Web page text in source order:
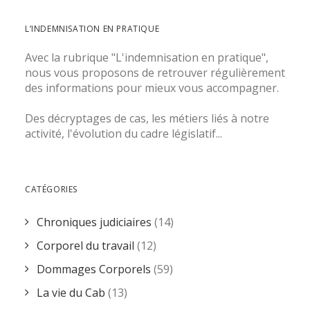
L’INDEMNISATION EN PRATIQUE
Avec la rubrique "L'indemnisation en pratique",
nous vous proposons de retrouver régulièrement
des informations pour mieux vous accompagner.
Des décryptages de cas, les métiers liés à notre
activité, l'évolution du cadre législatif...
CATÉGORIES
Chroniques judiciaires (14)
Corporel du travail (12)
Dommages Corporels (59)
La vie du Cab (13)